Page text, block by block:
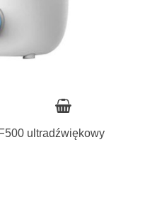
ultradźwiękowy